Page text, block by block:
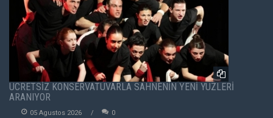
ÜCRETSİZ KONSERVATUVARLA SAHNENİN YENİ YÜZLERİ
ARANIYOR
05 Agustos 2026 0